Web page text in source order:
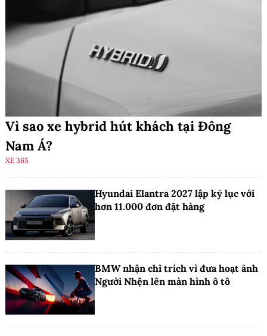
Vì sao xe hybrid hút khách tại Đông
Nam Á?
XE 365
Hyundai Elantra 2027 lập kỷ lục với
hơn 11.000 đơn đặt hàng
BMW nhận chỉ trích vì đưa hoạt ảnh
Người Nhện lên màn hình ô tô